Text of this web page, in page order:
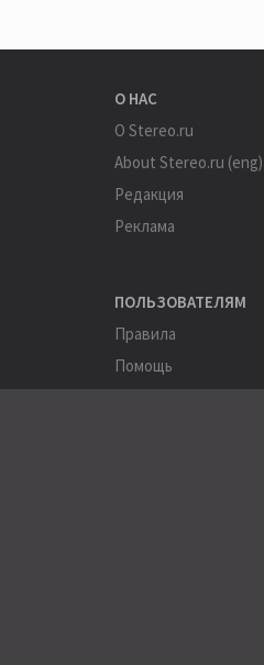
О НАС
О Stereo.ru
About Stereo.ru (eng)
Редакция
Реклама
ПОЛЬЗОВАТЕЛЯМ
Правила
Помощь